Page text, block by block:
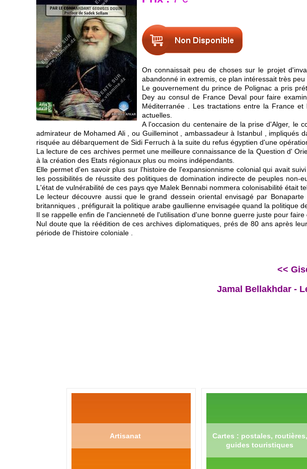
On connaissait peu de choses sur le projet
abandonné in extremis, ce plan intéressait très
Le gouvernement du prince de Polignac a pris
Dey au consul de France Deval pour faire
Méditerranée . Les tractations entre la France
actuelles.
A l'occasion du centenaire de la prise d'Alger, le
admirateur de Mohamed Ali , ou Guilleminot , ambassadeur à Istanbul ,
risquée au débarquement de Sidi Ferruch à la suite du refus égyptien d'une
La lecture de ces archives permet une meilleure connaissance de la Question d'
à la création des Etats régionaux plus ou moins indépendants.
Elle permet d'en savoir plus sur l'histoire de l'expansionnisme colonial qui avait
les possibilités de réussite des politiques de domination indirecte de peuples
L'état de vulnérabilité de ces pays qye Malek Bennabi nommera colonisabilité était
Le lecteur découvre aussi que le grand dessein oriental envisagé par
britanniques , préfigurait la politique arabe gaullienne envisagée quand la politique
Il se rappelle enfin de l'ancienneté de l'utilisation d'une bonne guerre juste pour
Nul doute que la réédition de ces archives diplomatiques, prés de 80 ans après
période de l'histoire coloniale .
<<
Jamal Bellakhdar -
Artisanat
Cartes : postales, routières,
guides touristiques